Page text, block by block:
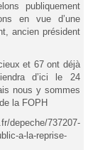
publiquement
en vue d’une
ancien président
et 67 ont déjà
d’ici le 24
nous y sommes
la FOPH
depeche/737207-
a-la-reprise-